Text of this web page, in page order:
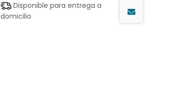
Disponible para entrega a
domicilio